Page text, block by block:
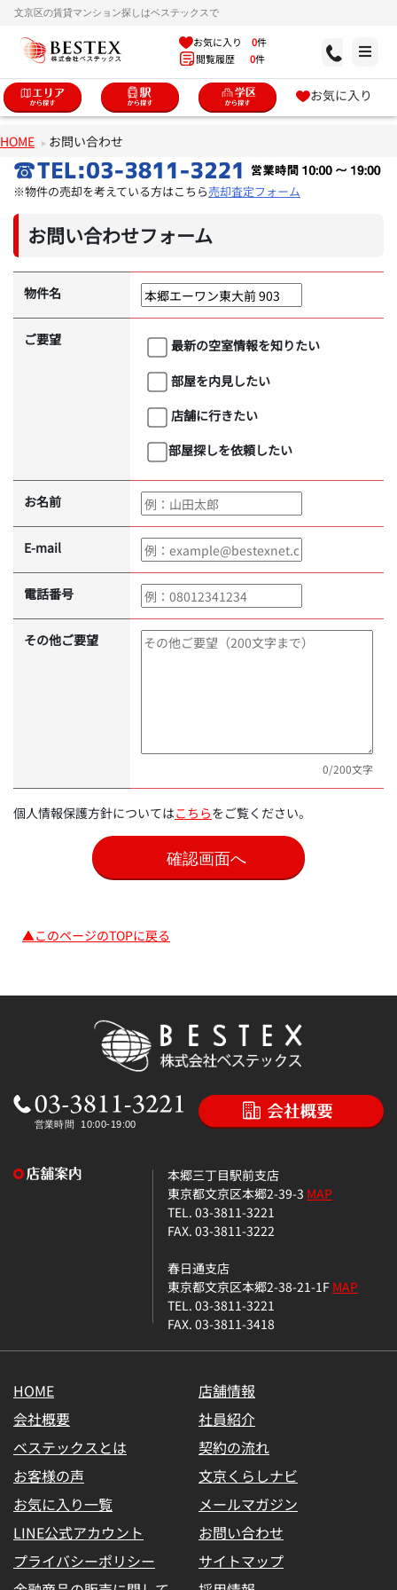
文京区の賃貸マンション探しはベステックスで
お気に入り 0件
閲覧履歴 0件
お気に入り
HOME お問い合わせ
※物件の売却を考えている方はこちら売却査定フォーム
お問い合わせフォーム
物件名
ご要望
最新の空室情報を知りたい
部屋を内見したい
店舗に行きたい
部屋探しを依頼したい
お名前
E-mail
電話番号
その他ご要望
0/200文字
個人情報保護方針についてはこちらをご覧ください。
▲このページのTOPに戻る
本郷三丁目駅前支店
東京都文京区本郷2-39-3 MAP
TEL. 03-3811-3221
FAX. 03-3811-3222
春日通支店
東京都文京区本郷2-38-21-1FMAP
TEL. 03-3811-3221
FAX. 03-3811-3418
HOME
店舗情報
会社概要
社員紹介
ベステックスとは
契約の流れ
お客様の声
文京くらしナビ
お気に入り一覧
メールマガジン
LINE公式アカウント
お問い合わせ
プライバシーポリシー
サイトマップ